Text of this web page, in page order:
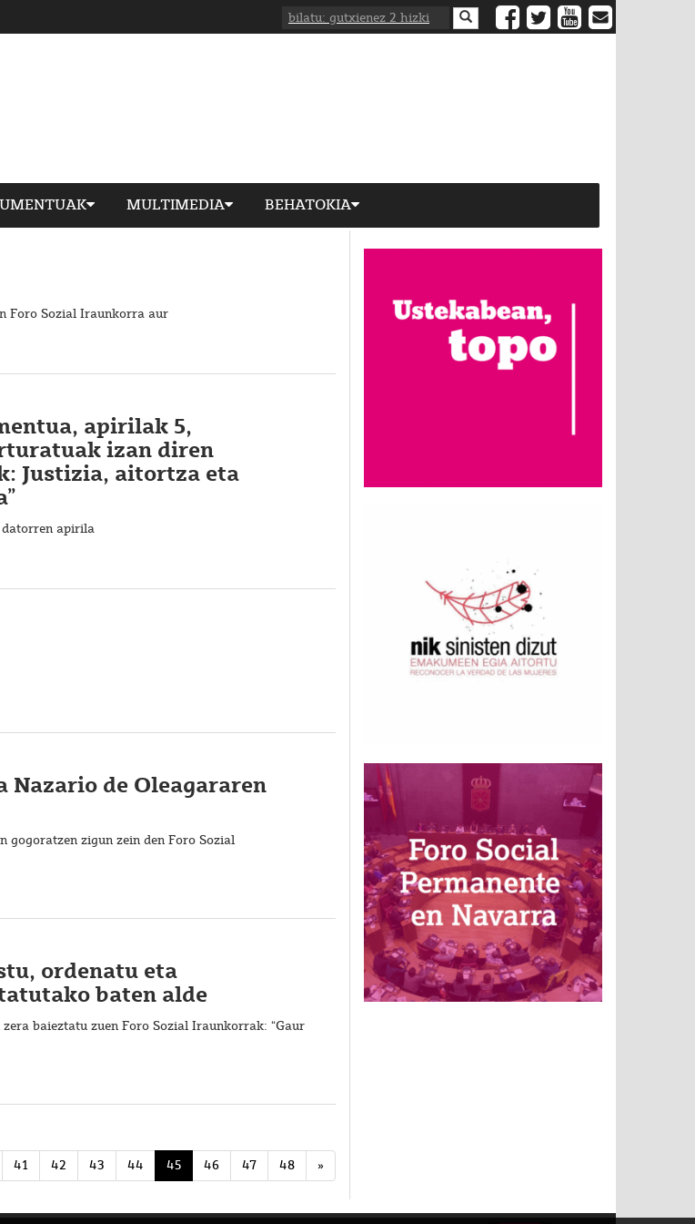
MULTIMEDIA BEHATOKIA
Foro Sozial Iraunkorra aur
apirilak 5,
izan diren
Justizia, aitortza eta
apirila
Nazario de Oleagararen
gogoratzen zigun zein den Foro Sozial
ordenatu eta
baten alde
baieztatu zuen Foro Sozial Iraunkorrak: “Gaur
41 42 43 44 45 46 47 48 »